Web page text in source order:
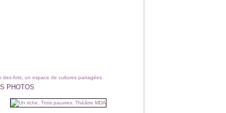
des Arts, un espace de cultures partagées.
PHOTOS